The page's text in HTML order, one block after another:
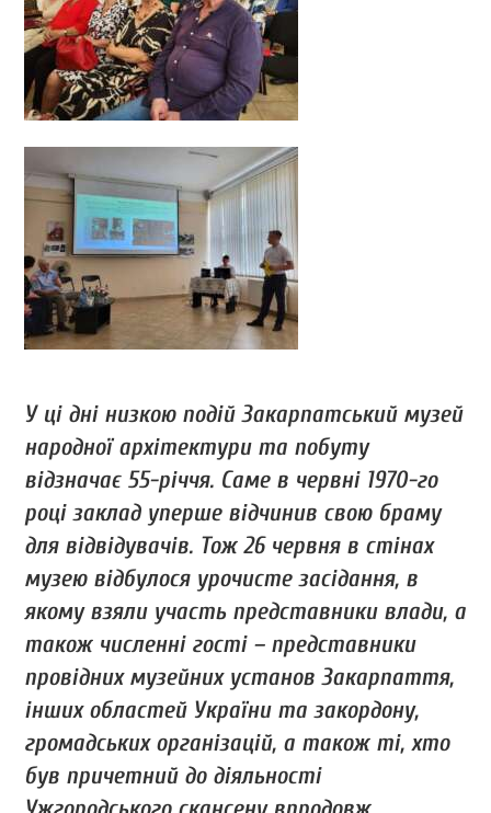
У ці дні низкою подій Закарпатський музей
народної архітектури та побуту
відзначає 55-річчя. Саме в червні 1970-го
році заклад уперше відчинив свою браму
для відвідувачів. Тож 26 червня в стінах
музею відбулося урочисте засідання, в
якому взяли участь представники влади, а
також численні гості – представники
провідних музейних установ Закарпаття,
інших областей України та закордону,
громадських організацій, а також ті, хто
був причетний до діяльності